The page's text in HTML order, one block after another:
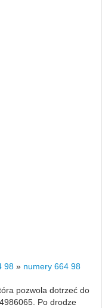
98 » numery 664 98
pozwola dotrzeć do
Po drodze